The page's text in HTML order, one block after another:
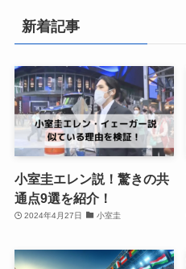
新着記事
小室圭エレン説！驚きの共
通点9選を紹介！
2024年4月27日 小室圭